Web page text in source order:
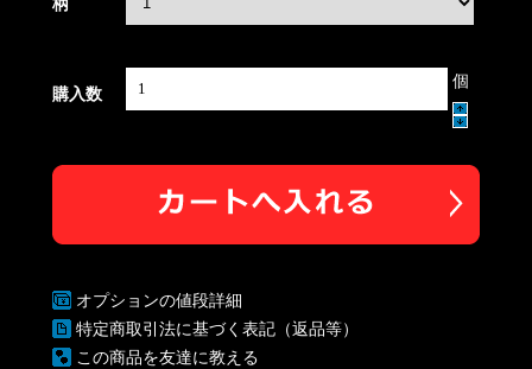
購入数
個
オプションの値段詳細
特定商取引法に基づく表記（返品等）
この商品を友達に教える